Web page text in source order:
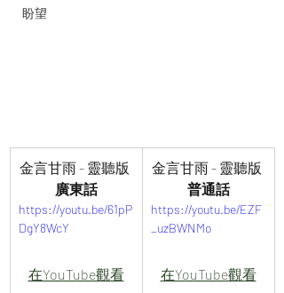
盼望
金言甘雨 - 靈聽版
廣東話
https://youtu.be/61pP
DgY8WcY
在YouTube觀看
金言甘雨 - 靈聽版
普通話
https://youtu.be/EZF
_uzBWNMo
在YouTube觀看